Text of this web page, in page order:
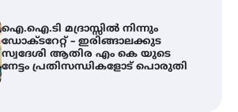
ഐ.ഐ.ടി മദ്രാസ്സിൽ നിന്നും
ഡോക്ടറേറ്റ് – ഇരിങ്ങാലക്കുട
സ്വദേശി ആതിര എം കെ യുടെ
നേട്ടം പ്രതിസന്ധികളോട് പൊരുതി